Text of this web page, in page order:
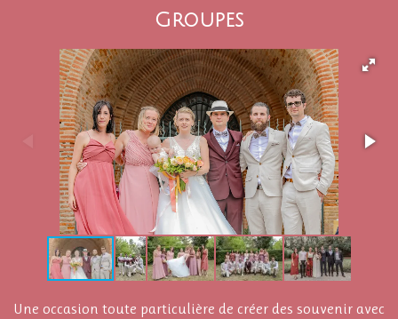
Groupes
Une occasion toute particulière de créer des souvenir avec